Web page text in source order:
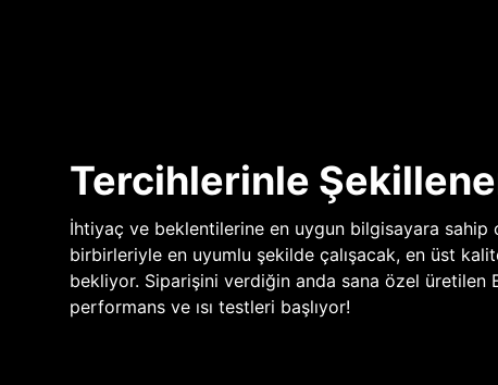
Tercihlerinle
İhtiyaç ve beklentilerine en uygun bilgisayara sahip
birbirleriyle en uyumlu şekilde çalışacak, en üst
bekliyor. Siparişini verdiğin anda sana özel üretilen
performans ve ısı testleri başlıyor!